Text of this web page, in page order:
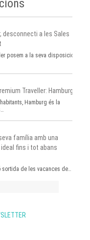
desconnecti a les Sales
posem a la seva disposició
Traveller: Hamburg
Hamburg és la
família amb una
fins i tot abans
de les vacances de…